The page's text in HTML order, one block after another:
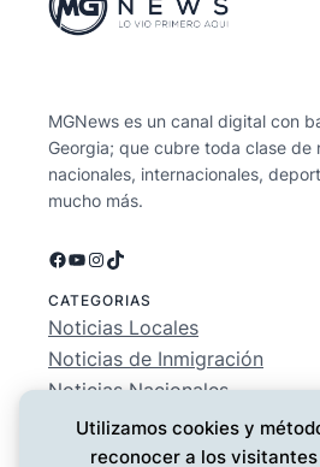
MGNews es un canal digital con
Georgia; que cubre toda clase de
nacionales, internacionales,
mucho más.
Facebook
YouTube
Instagram
TikTok
CATEGORIAS
Noticias Locales
Noticias de Inmigración
Noticias Nacionales
Deportes
Entretenimiento
Utilizamos cookies y
reconocer a los